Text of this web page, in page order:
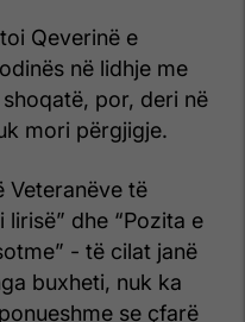
Qeverinë e
në lidhje me
por, deri në
mori përgjigje.
Veteranëve të
dhe “Pozita e
- të cilat janë
buxheti, nuk ka
se çfarë